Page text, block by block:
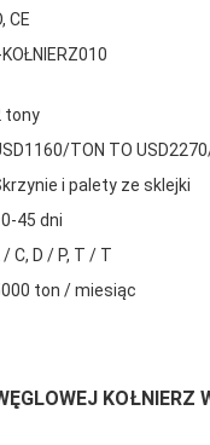
CE
tony
TON TO
i palety ze sklejki
45 dni
/ C, D / P, T / T
ton / miesiąc
KOŁNIERZ